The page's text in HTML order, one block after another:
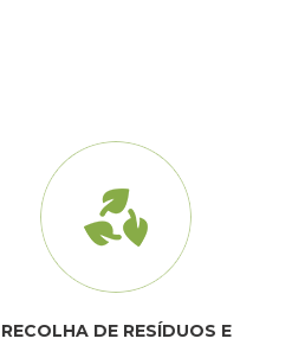
RECOLHA DE RESÍDUOS E